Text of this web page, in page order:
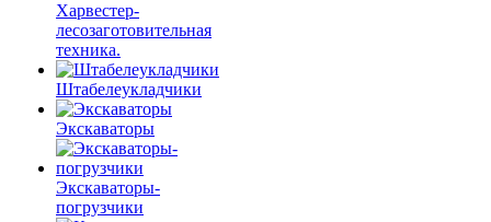
Харвестер-
лесозаготовительная
техника.
Штабелеукладчики
Экскаваторы
Экскаваторы-
погрузчики